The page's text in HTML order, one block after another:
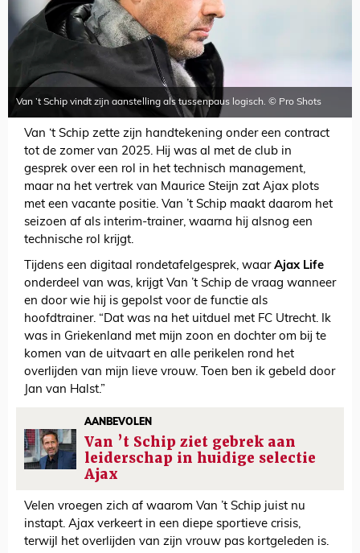
Van ’t Schip vindt zijn aanstelling als tussenpaus logisch. © Pro Shots
Van ‘t Schip zette zijn handtekening onder een contract
tot de zomer van 2025. Hij was al met de club in
gesprek over een rol in het technisch management,
maar na het vertrek van Maurice Steijn zat Ajax plots
met een vacante positie. Van ’t Schip maakt daarom het
seizoen af als interim-trainer, waarna hij alsnog een
technische rol krijgt.
Tijdens een digitaal rondetafelgesprek, waar Ajax Life
onderdeel van was, krijgt Van ’t Schip de vraag wanneer
en door wie hij is gepolst voor de functie als
hoofdtrainer. “Dat was na het uitduel met FC Utrecht. Ik
was in Griekenland met mijn zoon en dochter om bij te
komen van de uitvaart en alle perikelen rond het
overlijden van mijn lieve vrouw. Toen ben ik gebeld door
Jan van Halst.”
AANBEVOLEN
Van ’t Schip ziet gebrek aan
leiderschap in huidige selectie
Ajax
Velen vroegen zich af waarom Van ’t Schip juist nu
instapt. Ajax verkeert in een diepe sportieve crisis,
terwijl het overlijden van zijn vrouw pas kortgeleden is.